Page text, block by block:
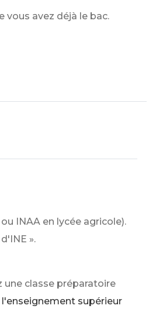
vous avez déjà le bac.
INAA en lycée agricole).
».
classe préparatoire
supérieur